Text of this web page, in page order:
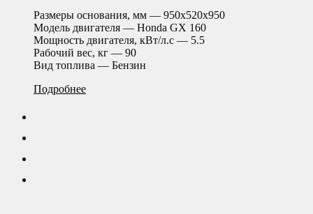
Размеры основания, мм — 950х520х950
Модель двигателя — Honda GX 160
Мощность двигателя, кВт/л.с — 5.5
Рабочий вес, кг — 90
Вид топлива — Бензин
Подробнее